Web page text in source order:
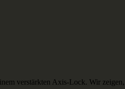
verstärkten Axis-Lock. Wir